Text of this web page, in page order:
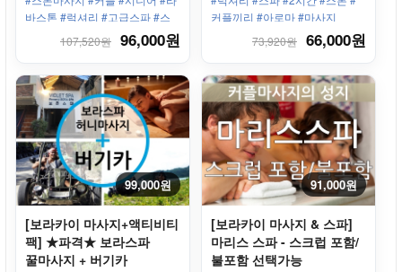
바스톤 #럭셔리 #고급스파 #스
테이션3 #용암석 #피로회복 #자
쿠지 #오리지널
107,520원 96,000원
커플끼리 #아로마 #마사지
73,920원 66,000원
99,000원
[보라카이 마사지+액티비티
팩] ★파격★ 보라스파
꿀마사지 + 버기카
91,000원
[보라카이 마사지 & 스파]
마리스 스파 - 스크럽 포함/
불포함 선택가능